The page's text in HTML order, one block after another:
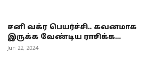
சனி வக்ர பெயர்ச்சி.. கவனமாக
இருக்க வேண்டிய ராசிக்க...
Jun 22, 2024